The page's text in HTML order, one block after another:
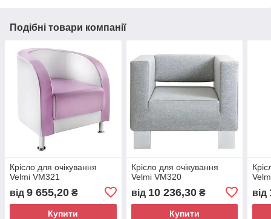
Подібні товари компанії
Крісло для очікування
Velmi VM321
від 9 655,20 ₴
Купити
Крісло для очікування
Velmi VM320
від 10 236,30₴
Купити
від